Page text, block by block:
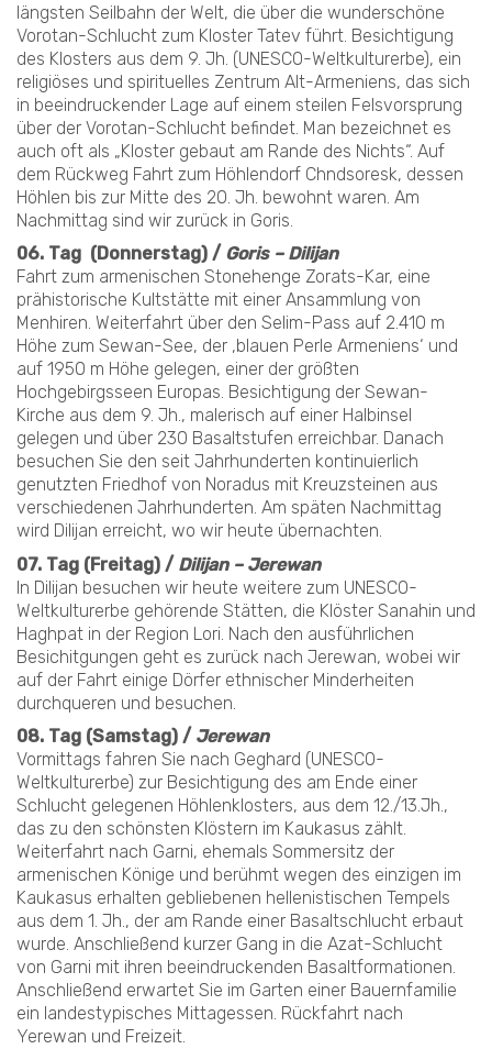
längsten Seilbahn der Welt, die über die wunderschöne
Vorotan-Schlucht zum Kloster Tatev führt. Besichtigung
des Klosters aus dem 9. Jh. (UNESCO-Weltkulturerbe), ein
religiöses und spirituelles Zentrum Alt-Armeniens, das sich
in beeindruckender Lage auf einem steilen Felsvorsprung
über der Vorotan-Schlucht befindet. Man bezeichnet es
auch oft als „Kloster gebaut am Rande des Nichts“. Auf
dem Rückweg Fahrt zum Höhlendorf Chndsoresk, dessen
Höhlen bis zur Mitte des 20. Jh. bewohnt waren. Am
Nachmittag sind wir zurück in Goris.
06. Tag (Donnerstag) / Goris – Dilijan
Fahrt zum armenischen Stonehenge Zorats-Kar, eine
prähistorische Kultstätte mit einer Ansammlung von
Menhiren. Weiterfahrt über den Selim-Pass auf 2.410 m
Höhe zum Sewan-See, der ‚blauen Perle Armeniens‘ und
auf 1950 m Höhe gelegen, einer der größten
Hochgebirgsseen Europas. Besichtigung der Sewan-
Kirche aus dem 9. Jh., malerisch auf einer Halbinsel
gelegen und über 230 Basaltstufen erreichbar. Danach
besuchen Sie den seit Jahrhunderten kontinuierlich
genutzten Friedhof von Noradus mit Kreuzsteinen aus
verschiedenen Jahrhunderten. Am späten Nachmittag
wird Dilijan erreicht, wo wir heute übernachten.
07. Tag (Freitag) / Dilijan – Jerewan
In Dilijan besuchen wir heute weitere zum UNESCO-
Weltkulturerbe gehörende Stätten, die Klöster Sanahin und
Haghpat in der Region Lori. Nach den ausführlichen
Besichitgungen geht es zurück nach Jerewan, wobei wir
auf der Fahrt einige Dörfer ethnischer Minderheiten
durchqueren und besuchen.
08. Tag (Samstag) / Jerewan
Vormittags fahren Sie nach Geghard (UNESCO-
Weltkulturerbe) zur Besichtigung des am Ende einer
Schlucht gelegenen Höhlenklosters, aus dem 12./13.Jh.,
das zu den schönsten Klöstern im Kaukasus zählt.
Weiterfahrt nach Garni, ehemals Sommersitz der
armenischen Könige und berühmt wegen des einzigen im
Kaukasus erhalten gebliebenen hellenistischen Tempels
aus dem 1. Jh., der am Rande einer Basaltschlucht erbaut
wurde. Anschließend kurzer Gang in die Azat-Schlucht
von Garni mit ihren beeindruckenden Basaltformationen.
Anschließend erwartet Sie im Garten einer Bauernfamilie
ein landestypisches Mittagessen. Rückfahrt nach
Yerewan und Freizeit.